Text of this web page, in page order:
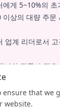
에게 5~10%의
이상의 대량 주문
업계 리더로서
님의 질문과 필
소셜 미디어 계
ensure that we
website.